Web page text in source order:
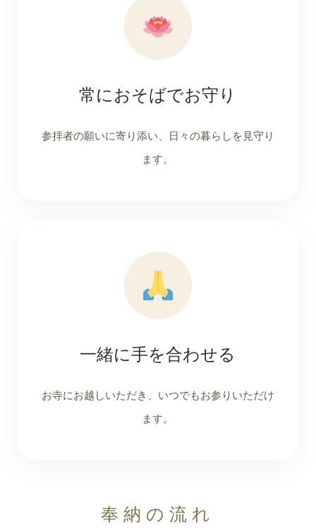
常におそばでお守り
参拝者の願いに寄り添い、日々の暮らしを見守り
ます。
一緒に手を合わせる
お寺にお越しいただき、いつでもお参りいただけ
ます。
奉納の流れ